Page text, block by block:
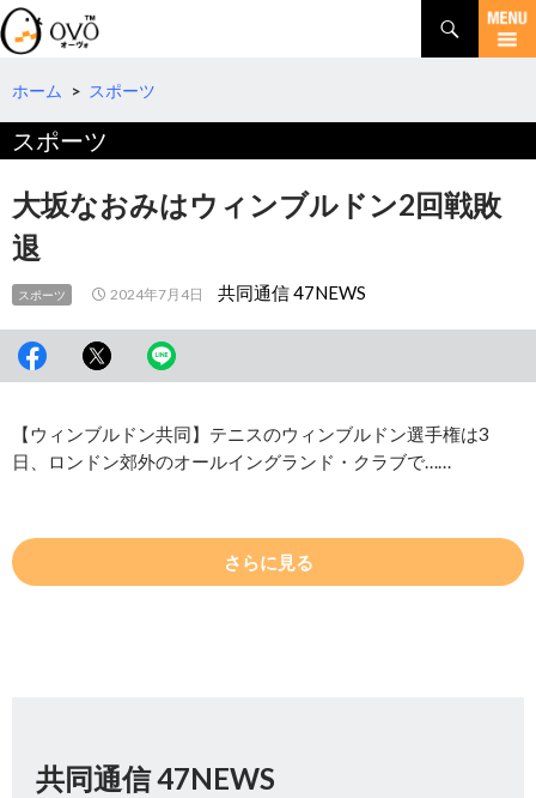
検
索
コ
テ
へ
動
ホーム > スポーツ
スポーツ
大坂なおみはウィンブルドン2回戦敗
退
スポーツ 2024年7月4日 共同通信 47NEWS
【ウィンブルドン共同】テニスのウィンブルドン選手権は3
日、ロンドン郊外のオールイングランド・クラブで……
さらに見る
共同通信 47NEWS